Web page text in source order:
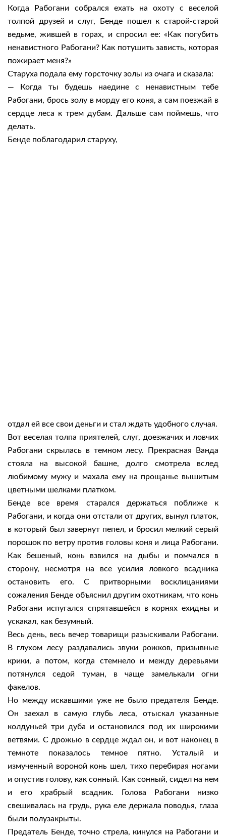
Когда Рабогани собрался ехать на охоту с веселой
толпой друзей и слуг, Бенде пошел к старой-старой
ведьме, жившей в горах, и спросил ее: «Как погубить
ненавистного Рабогани? Как потушить зависть, которая
пожирает меня?»
Старуха подала ему горсточку золы из очага и сказала:
— Когда ты будешь наедине с ненавистным тебе
Рабогани, брось золу в морду его коня, а сам поезжай в
сердце леса к трем дубам. Дальше сам поймешь, что
делать.
Бенде поблагодарил старуху,
отдал ей все свои деньги и стал ждать удобного случая.
Вот веселая толпа приятелей, слуг, доезжачих и ловчих
Рабогани скрылась в темном лесу. Прекрасная Ванда
стояла на высокой башне, долго смотрела вслед
любимому мужу и махала ему на прощанье вышитым
цветными шелками платком.
Бенде все время старался держаться поближе к
Рабогани, и когда они отстали от других, вынул платок,
в который был завернут пепел, и бросил мелкий серый
порошок по ветру против головы коня и лица Рабогани.
Как бешеный, конь взвился на дыбы и помчался в
сторону, несмотря на все усилия ловкого всадника
остановить его. С притворными восклицаниями
сожаления Бенде объяснил другим охотникам, что конь
Рабогани испугался спрятавшейся в корнях ехидны и
ускакал, как безумный.
Весь день, весь вечер товарищи разыскивали Рабогани.
В глухом лесу раздавались звуки рожков, призывные
крики, а потом, когда стемнело и между деревьями
потянулся седой туман, в чаще замелькали огни
факелов.
Но между искавшими уже не было предателя Бенде.
Он заехал в самую глубь леса, отыскал указанные
колдуньей три дуба и остановился под их широкими
ветвями. С дрожью в сердце ждал он, и вот наконец в
темноте показалось темное пятно. Усталый и
измученный вороной конь шел, тихо перебирая ногами
и опустив голову, как сонный. Как сонный, сидел на нем
и его храбрый всадник. Голова Рабогани низко
свешивалась на грудь, рука еле держала поводья, глаза
были полузакрыты.
Предатель Бенде, точно стрела, кинулся на Рабогани и